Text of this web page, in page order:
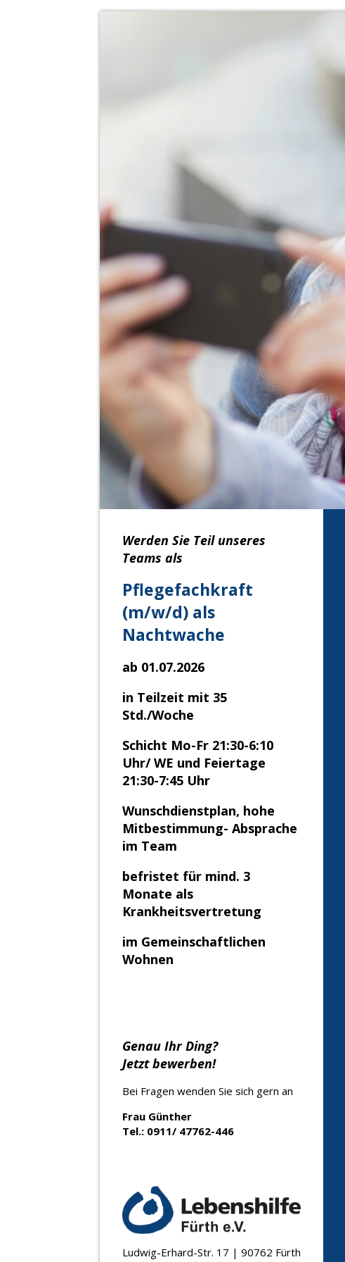
Werden Sie Teil unseres
Teams als
Pflegefachkraft
(m/w/d) als
Nachtwache
ab 01.07.2026
in Teilzeit mit 35
Std./Woche
Schicht Mo-Fr 21:30-6:10
Uhr/ WE und Feiertage
21:30-7:45 Uhr
Wunschdienstplan, hohe
Mitbestimmung- Absprache
im Team
befristet für mind. 3
Monate als
Krankheitsvertretung
im Gemeinschaftlichen
Wohnen
Genau Ihr Ding?
Jetzt bewerben!
Bei Fragen wenden Sie sich gern an
Frau Günther
Tel.: 0911/ 47762-446
Ludwig-Erhard-Str. 17 | 90762 Fürth